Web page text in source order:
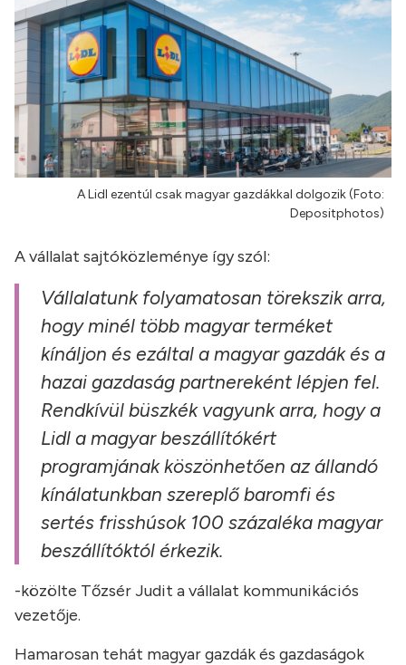
A Lidl ezentúl csak magyar gazdákkal dolgozik (Foto:
Depositphotos)
A vállalat sajtóközleménye így szól:
Vállalatunk folyamatosan törekszik arra,
hogy minél több magyar terméket
kínáljon és ezáltal a magyar gazdák és a
hazai gazdaság partnereként lépjen fel.
Rendkívül büszkék vagyunk arra, hogy a
Lidl a magyar beszállítókért
programjának köszönhetően az állandó
kínálatunkban szereplő baromfi és
sertés frisshúsok 100 százaléka magyar
beszállítóktól érkezik.
-közölte Tőzsér Judit a vállalat kommunikációs
vezetője.
Hamarosan tehát magyar gazdák és gazdaságok